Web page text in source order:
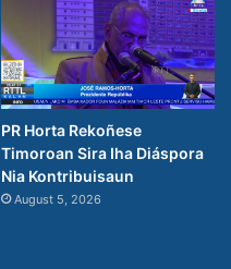
PR Horta Rekoñese
Timoroan Sira Iha Diáspora
Nia Kontribuisaun
August 5, 2026